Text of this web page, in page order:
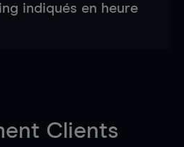
indiqués en heure
Clients